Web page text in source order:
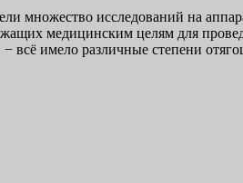
множество исследований на
медицинским целям для
имело различные степени